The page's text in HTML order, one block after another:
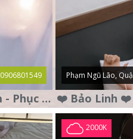
0906801549
Ngọc Duyên ♥️ Siêu Dâm - Phục Vụ Tận Tình - Chu Đáo
Phạm Ngũ Lão,
2000K